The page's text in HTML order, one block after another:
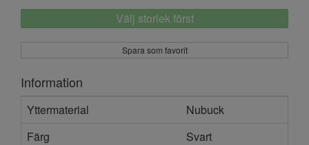
Välj storlek först
Spara som favorit
Information
Yttermaterial
Nubuck
Färg
Svart